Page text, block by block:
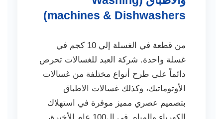
machines & Dishwashers)
من قطعة في الغسلة إلي 10 كجم في
غسلة واحدة. شركة العبد للغسالات تحرص
دائماً على طرح أنواع مختلفة من غسالات
الأوتوماتيك، وكذلك غسالات الاطباق
بتصميم عصري مميز موفرة في استهلاك
الكهرباء والمياه. في ال100 عام الأخيرة،